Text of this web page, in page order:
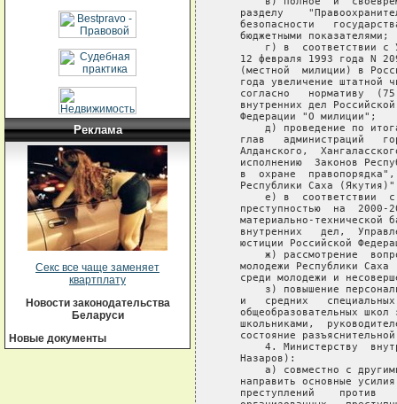
Реклама
Секс все чаще заменяет
квартплату
Новости законодательства
Беларуси
Новые документы